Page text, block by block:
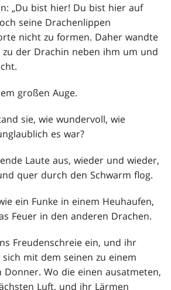
„Du bist hier! Du bist hier auf
seine Drachenlippen
nicht zu formen. Daher wandte
der Drachin neben ihm um und
großen Auge.
sie, wie wundervoll, wie
es war?
Laute aus, wieder und wieder,
quer durch den Schwarm flog.
ein Funke in einem Heuhaufen,
Feuer in den anderen Drachen.
Freudenschreie ein, und ihr
mit dem seinen zu einem
Wo die einen ausatmeten,
Luft, und ihr Lärmen